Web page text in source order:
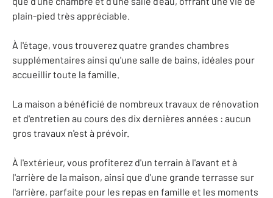
plain-pied très appréciable.
À l'étage, vous trouverez quatre grandes chambres
supplémentaires ainsi qu'une salle de bains, idéales pour
accueillir toute la famille.
La maison a bénéficié de nombreux travaux de rénovation
et d'entretien au cours des dix dernières années : aucun
gros travaux n'est à prévoir.
À l'extérieur, vous profiterez d'un terrain à l'avant et à
l'arrière de la maison, ainsi que d'une grande terrasse sur
l'arrière, parfaite pour les repas en famille et les moments